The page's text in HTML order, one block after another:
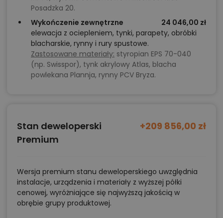
podejście do energooszczędności i komfortu
użytkowego.
Możliwości aranżacji i adaptacji
Przesuwne przeszklenia tarasowe HS, aby
przechowywania pościeli lub ręczników.
Przeszklone drzwi do gabinetu – więcej światła
Lamelowe przesłony w salonie dla delikatnego
zonowania strefy wypoczynku i jadalni.
Posadzka 20.
Wykończenie zewnętrzne
24 046,00 zł
elewacja z ociepleniem, tynki, parapety, obróbki
blacharskie, rynny i rury spustowe.
Zastosowane materiały: styropian EPS 70-040
(np. Swisspor), tynk akrylowy Atlas, blacha
powlekana Plannja, rynny PCV Bryza.
Stan deweloperski
Premium
+209 856,00 zł
Wersja premium stanu deweloperskiego uwzględnia
instalacje, urządzenia i materiały z wyższej półki
cenowej, wyróżniające się najwyższą jakością w
obrębie grupy produktowej.